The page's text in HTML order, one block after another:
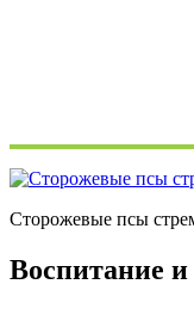
Сторожевые псы
Воспитание и